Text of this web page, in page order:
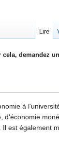
cela, demandez
à
d'économie
est également
Lire